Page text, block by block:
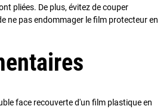
pliées. De plus, évitez de couper
ne pas endommager le film protecteur en
face recouverte d'un film plastique en